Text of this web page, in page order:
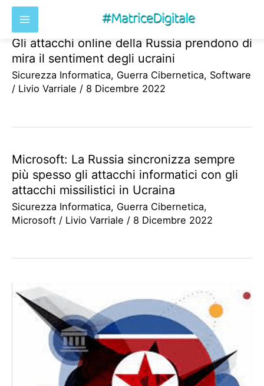
Vai
contenuto
Gli attacchi online della Russia prendono di
mira il sentiment degli ucraini
Sicurezza Informatica, Guerra Cibernetica, Software
/ Livio Varriale / 8 Dicembre 2022
Microsoft: La Russia sincronizza sempre
più spesso gli attacchi informatici con gli
attacchi missilistici in Ucraina
Sicurezza Informatica, Guerra Cibernetica,
Microsoft / Livio Varriale / 8 Dicembre 2022